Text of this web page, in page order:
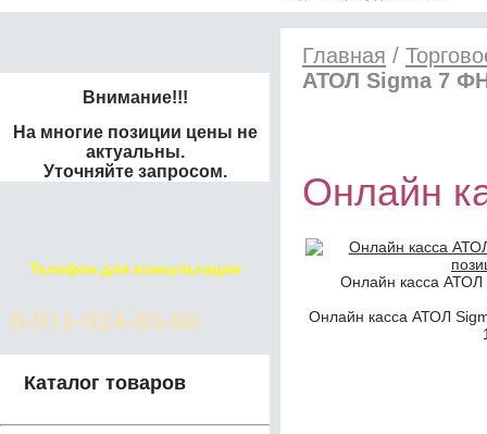
Внимание!!!
На многие позиции цены не
актуальны.
Уточняйте запросом.
Телефон для консультации
8-911-924-85-66
Каталог товаров
Главная /
АТОЛ Sigma 7
Онлайн
Онлайн касса
Онлайн касса АТОЛ